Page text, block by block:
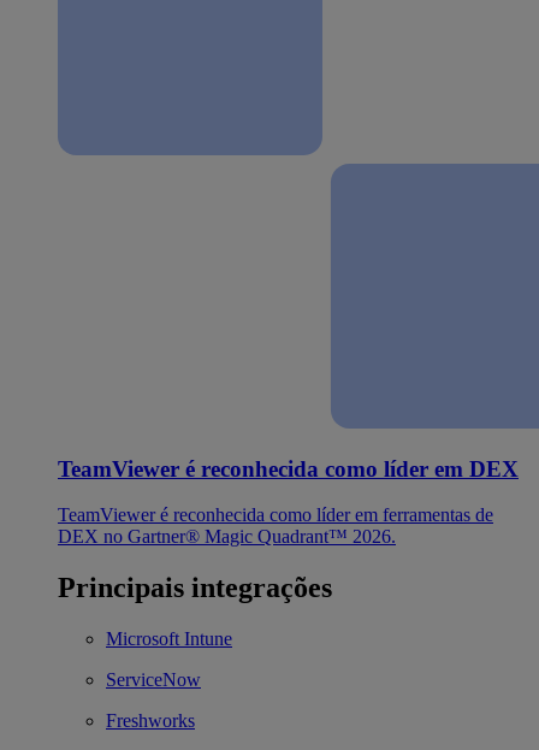
TeamViewer é reconhecida como líder em DEX
TeamViewer é reconhecida como líder em ferramentas de
DEX no Gartner® Magic Quadrant™ 2026.
Principais integrações
Microsoft Intune
ServiceNow
Freshworks